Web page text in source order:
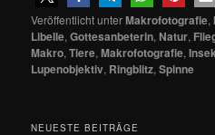
Veröffentlicht unterMakrofotografie,
Libelle,Gottesanbeterin, Natur,
Makro,Tiere,Makrofotografie,
Lupenobjektiv, Ringblitz,Spinne
NEUESTE BEITRÄGE